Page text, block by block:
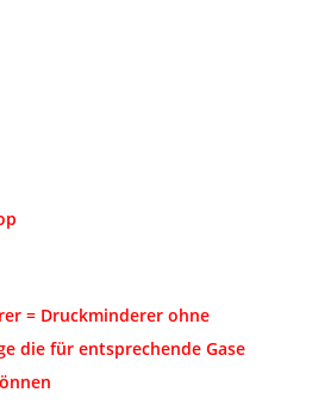
= Druckminderer ohne
die für entsprechende Gase